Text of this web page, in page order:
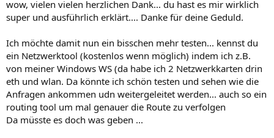
wow, vielen vielen herzlichen Dank... du hast es mir wirklich
super und ausführlich erklärt.... Danke für deine Geduld.
Ich möchte damit nun ein bisschen mehr testen... kennst du
ein Netzwerktool (kostenlos wenn möglich) indem ich z.B.
von meiner Windows WS (da habe ich 2 Netzwerkkarten drin
eth und wlan. Da könnte ich schön testen und sehen wie die
Anfragen ankommen udn weitergeleitet werden... auch so ein
routing tool um mal genauer die Route zu verfolgen
Da müsste es doch was geben ...